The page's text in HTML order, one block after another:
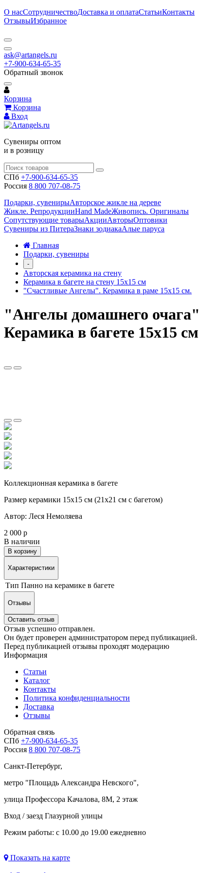
О насСотрудничествоДоставка и оплатаСтатьиКонтакты
ОтзывыИзбранное
ask@artangels.ru
+7-900-634-65-35
Обратный звонок
Корзина
Корзина
Вход
Сувениры оптом
и в розницу
СПб +7-900-634-65-35
Россия 8 800 707-08-75
Подарки, сувенирыАвторское жикле на дереве
Жикле. РепродукцииHand MadeЖивопись. Оригиналы
Сопутствующие товарыАкцииАвторыОптовики
Сувениры из ПитераЗнаки зодиакаАлые паруса
Главная
Подарки, сувениры
-
Авторская керамика на стену
Керамика в багете на стену 15х15 см
"Счастливые Ангелы". Керамика в раме 15х15 см.
"Ангелы домашнего очага"
Керамика в багете 15х15 см
Коллекционная керамика в багете
Размер керамики 15х15 см (21х21 см с багетом)
Автор: Леся Немоляева
2 000 р
В наличии
В корзину
Характеристики
Тип Панно на керамике в багете
Отзывы
Оставить отзыв
Отзыв успешно отправлен.
Он будет проверен администратором перед публикацией.
Перед публикацией отзывы проходят модерацию
Информация
Статьи
Каталог
Контакты
Политика конфиденциальности
Доставка
Отзывы
Обратная связь
СПб +7-900-634-65-35
Россия 8 800 707-08-75
Санкт-Петербург,
метро "Площадь Александра Невского",
улица Профессора Качалова, 8М, 2 этаж
Вход / заезд Глазурной улицы
Режим работы: с 10.00 до 19.00 ежедневно
Показать на карте